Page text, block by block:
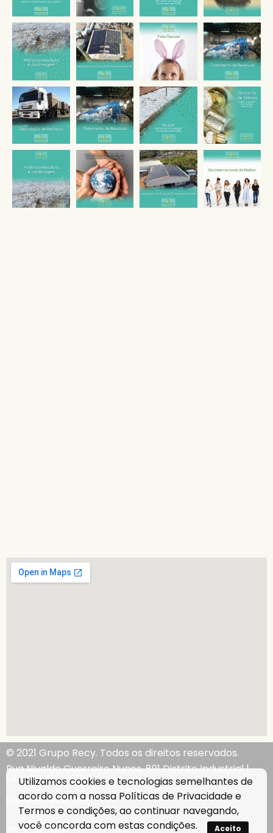
© 2021 Grupo Recy. Todos os direitos reservados.
Rua Nivaldo Guerreiro Nunes, 891 Distrito Industrial |
Uberlândia - MG
Desenvolvido por
Utilizamos cookies e tecnologias semelhantes de
acordo com a nossa Políticas de Privacidadee
Termos e condições, ao continuar navegando,
você concorda com estas condições.
Aceito